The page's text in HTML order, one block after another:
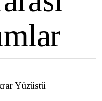
Yüzüstü